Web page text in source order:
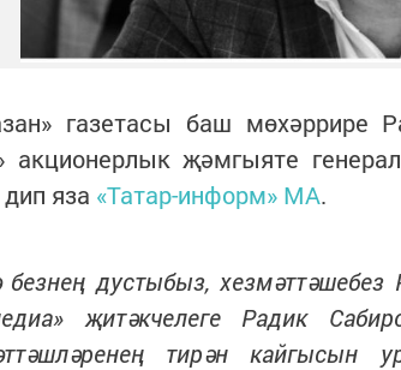
газетасы баш мөхәррире
акционерлык җәмгыяте
яза «Татар-информ» МА.
безнең дустыбыз, хезмәттәшебез
җитәкчелеге Радик
тирән